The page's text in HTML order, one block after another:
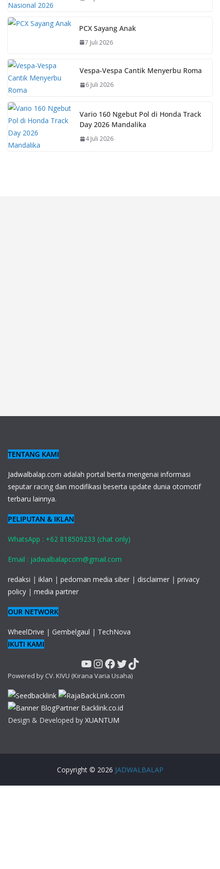
PCX Sayang Anak
7 Juli 2026
Vespa-Vespa Cantik Menyerbu Roma
6 Juli 2026
Vario 160 Ngebut Pol di Honda Track
Day 2026 Mandalika
4 Juli 2026
TENTANG KAMI
Jadwalbalap.com adalah portal berita mengenai informasi
seputar racing dan modifikasi beserta update dunia otomotif
terbaru lainnya.
PELIPUTAN & IKLAN
WhatsApp : +62 818509233 (chat only)
Email : jadwalbalapcom@gmail.com
redaksi | iklan | pedoman media siber | disclaimer | privacy
policy | media partner
OUR NETWORK
WheelDrive | Gembelgaul | TechNova
IKUTI KAMI
YouTube
Instagram
Facebook
Twitter
TikTok
Powered by CV. KIVU (Kirana Varia Usaha)
Design & Developed by XUANTUM
Copyright © 2026 JADWALBALAP